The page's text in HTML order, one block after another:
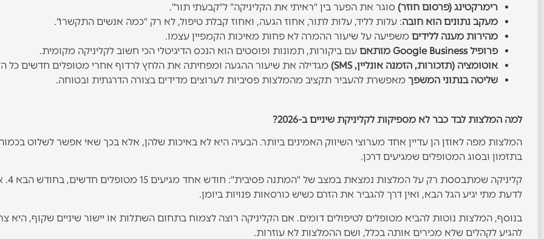
רימרקטינג (פרסום חוזר) סוגר את הפער בין "ראיתי את הקליניקה" ל"קבעתי תור".
מעקב נתונים הוא חובה: עלות לליד, עלות לתור, אחוז הגעה, ואחוז קבלת טיפול, לא רק "כמה אנשים התקשרו".
מהירות מענה ללידים משפיעה על שיעור ההמרה לא פחות מאיכות הקמפיין עצמו.
פרופיל Google Business מותאם
עם ביקורות, תמונות ופוסטים הוא הנכס הדיגיטלי הכי חשוב לקליניקה מקומית.
אוטומציה (תזכורות, הזמנה אונליין, SMS)
מגדילה את שיעור ההגעה ומפחיתה את הלחץ לרדוף אחרי מטופלים חדשים כל
שליטה בנתוני המשפך מאפשרת להעביר תקציב מהמלצות פסיביות לערוצים מדידים בצורה הדרגתית ובטוחה.
למה המלצות לבד כבר לא מספיקות לקליניקת שיניים ב-2026?
המלצות מפה לאוזן הן עדיין אחד מערוצי השיווק האמינים ביותר. הבעיה היא לא באיכות שלהן, אלא בכך שאי אפשר לשלוט
בתזמון ובסוג המטופלים שמגיעים דרכן.
קליניקה שמתבססת
לדעת מתי יגיע הגל הבא, ואין דרך להגביר את הזרם כשיש כורסאות פנויות ביומן.
בנוסף, המלצות נוטות להביא מטופלים לטיפולים דומים. אם הקליניקה רוצה לצמוח בתחום השתלות או יישור שיניים שקוף, היא
להגיע לקהלים שלא מכירים אותה בכלל, ושם ההמלצות לא עוזרות.